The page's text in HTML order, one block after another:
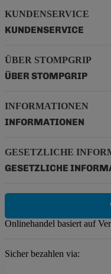
KUNDENSERVICE
KUNDENSERVICE
ÜBER STOMPGRIP
ÜBER STOMPGRIP
INFORMATIONEN
INFORMATIONEN
GESETZLICHE
GESETZLICHE
Onlinehandel basiert auf
Sicher bezahlen via: